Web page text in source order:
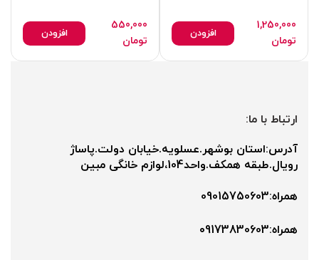
1,250,000
تومان
افزودن
550,000
تومان
افزودن
ارتباط با ما:
آدرس:استان بوشهر.عسلویه.خیابان دولت.پاساژ
رویال.طبقه همکف.واحد104،لوازم خانگی مبین
همراه:09015750603
همراه:۰9173830603